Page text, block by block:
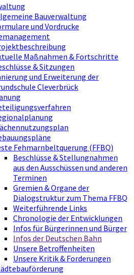
Bauverwaltung
und Vordrucke
Maßnahmen & Fortschritte
& Sitzungen
und Erweiterung der
Cleverbrück
Fehmarnbeltquerung (FFBQ)
Beschlüsse & Stellungnahmen
aus den Ausschüssen und anderen
Terminen
Gremien & Organe der
Dialogstruktur zum Thema FFBQ
Weiterführende Links
Chronologie der Entwicklungen
Infos für Bürgerinnen und Bürger
Infos der Deutschen Bahn
Unsere Betroffenheiten
Unsere Kritik & Forderungen